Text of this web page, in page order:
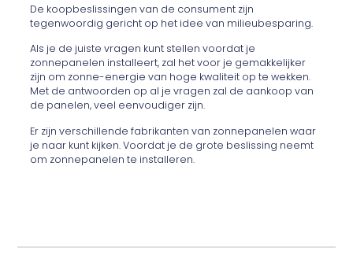
De koopbeslissingen van de consument zijn
tegenwoordig gericht op het idee van milieubesparing.
Als je de juiste vragen kunt stellen voordat je
zonnepanelen installeert, zal het voor je gemakkelijker
zijn om zonne-energie van hoge kwaliteit op te wekken.
Met de antwoorden op al je vragen zal de aankoop van
de panelen, veel eenvoudiger zijn.
Er zijn verschillende fabrikanten van zonnepanelen waar
je naar kunt kijken. Voordat je de grote beslissing neemt
om zonnepanelen te installeren.